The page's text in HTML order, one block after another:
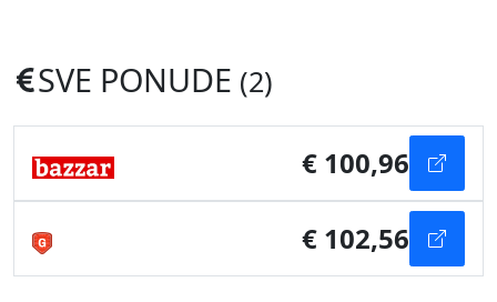
SVE PONUDE (2)
€ 100,96
€ 102,56